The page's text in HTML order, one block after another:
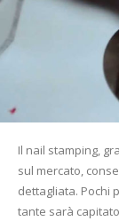
Il nail stamping,
sul mercato,
dettagliata. Pochi
tante sarà